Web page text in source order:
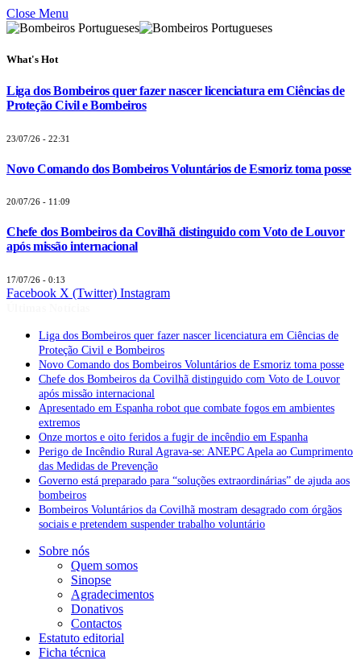
Close Menu
What's Hot
Liga dos Bombeiros quer fazer nascer licenciatura em Ciências de
Proteção Civil e Bombeiros
23/07/26 - 22:31
Novo Comando dos Bombeiros Voluntários de Esmoriz toma posse
20/07/26 - 11:09
Chefe dos Bombeiros da Covilhã distinguido com Voto de Louvor
após missão internacional
17/07/26 - 0:13
Facebook X (Twitter) Instagram
Liga dos Bombeiros quer fazer nascer licenciatura em Ciências de
Proteção Civil e Bombeiros
Novo Comando dos Bombeiros Voluntários de Esmoriz toma posse
Chefe dos Bombeiros da Covilhã distinguido com Voto de Louvor
após missão internacional
Apresentado em Espanha robot que combate fogos em ambientes
extremos
Onze mortos e oito feridos a fugir de incêndio em Espanha
Perigo de Incêndio Rural Agrava-se: ANEPC Apela ao Cumprimento
das Medidas de Prevenção
Governo está preparado para “soluções extraordinárias” de ajuda aos
bombeiros
Bombeiros Voluntários da Covilhã mostram desagrado com órgãos
sociais e pretendem suspender trabalho voluntário
Sobre nós
Quem somos
Sinopse
Agradecimentos
Donativos
Contactos
Estatuto editorial
Ficha técnica